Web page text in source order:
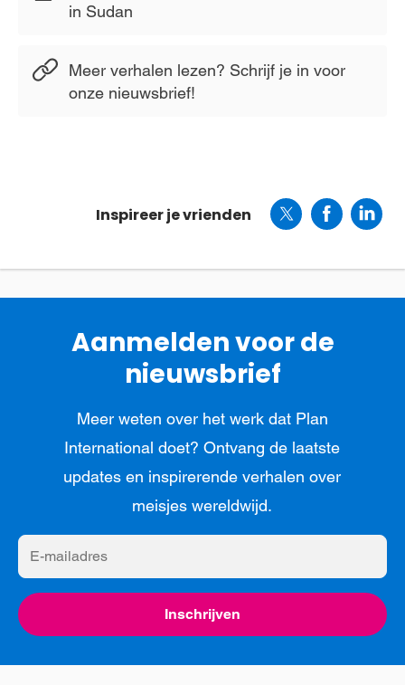
in Sudan
Meer verhalen lezen? Schrijf je in voor
onze nieuwsbrief!
Inspireer je vrienden
Aanmelden voor de
nieuwsbrief
Meer weten over het werk dat Plan
International doet? Ontvang de laatste
updates en inspirerende verhalen over
meisjes wereldwijd.
E-
mailadres
Inschrijven